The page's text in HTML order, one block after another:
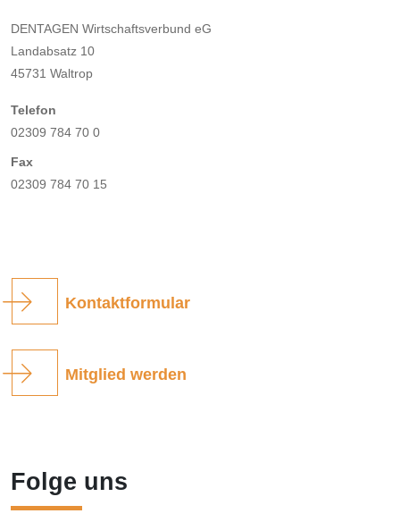
DENTAGEN Wirtschaftsverbund eG
Landabsatz 10
45731 Waltrop
Telefon
02309 784 70 0
Fax
02309 784 70 15
Kontaktformular
Mitglied werden
Folge uns